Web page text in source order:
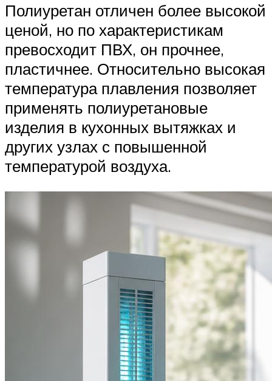
Полиуретан отличен более высокой
ценой, но по характеристикам
превосходит ПВХ, он прочнее,
пластичнее. Относительно высокая
температура плавления позволяет
применять полиуретановые
изделия в кухонных вытяжках и
других узлах с повышенной
температурой воздуха.